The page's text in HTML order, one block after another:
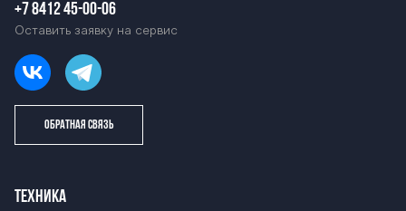
+7 8412 45-00-06
Оставить заявку на сервис
ОБРАТНАЯ СВЯЗЬ
ТЕХНИКА